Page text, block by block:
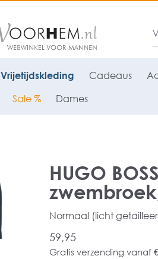
Vrijetijdskleding Cadeaus
Sale % Dames
HUGO
Normaal (licht
59,95
Gratis verzending vanaf